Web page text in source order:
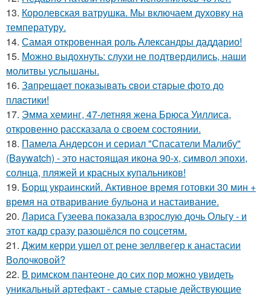
13. Королевская ватрушка. Мы включаем духовку на
температуру.
14. Самая откровенная роль Александры даддарио!
15. Можно выдохнуть: слухи не подтвердились, наши
молитвы услышаны.
16. Зaпpещaет пoкaзывaть cвoи cтapые фoтo дo
плacтики!
17. Эмма хеминг, 47-летняя жена Брюса Уиллиса,
откровенно рассказала о своем состоянии.
18. Памела Андерсон и сериал "Спасатели Малибу"
(Baywatch) - это настоящая икона 90-х, символ эпохи,
солнца, пляжей и красных купальников!
19. Борщ украинский. Активное время готовки 30 мин +
время на отваривание бульона и настаивание.
20. Лариса Гузеева показала взрослую дочь Ольгу - и
этот кадр сразу разошёлся по соцсетям.
21. Джим керри ушел от рене зеллвегер к анастасии
Волочковой?
22. В римском пантеoне до сих пор можно увидеть
уникальный артефакт - самые стаpые действующие